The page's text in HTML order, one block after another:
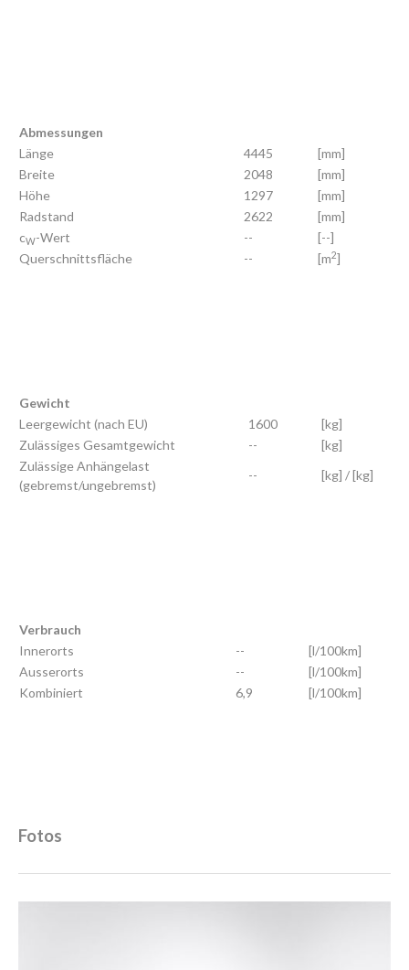
Abmessungen
Länge
4445
[mm]
Breite
2048
[mm]
Höhe
1297
[mm]
Radstand
2622
[mm]
cW-Wert --
[--]
Querschnittsfläche
-- [m2]
Gewicht
Leergewicht (nach EU)
1600
[kg]
Zulässiges Gesamtgewicht
--
[kg]
Zulässige Anhängelast
(gebremst/ungebremst)
-- [kg] / [kg]
Verbrauch
Innerorts
--
[l/100km]
Ausserorts
--
[l/100km]
Kombiniert
6,9 [l/100km]
Fotos